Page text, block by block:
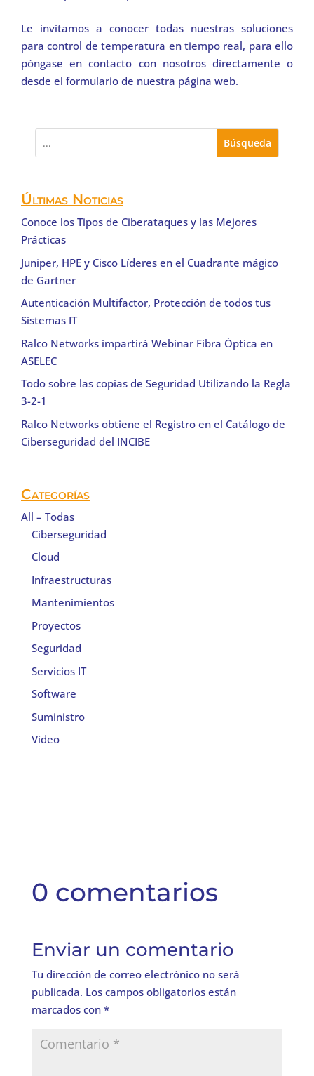
Le invitamos a conocer todas nuestras soluciones
para control de temperatura en tiempo real, para ello
póngase en contacto con nosotros directamente o
desde el formulario de nuestra página web.
Últimas Noticias
Conoce los Tipos de Ciberataques y las Mejores
Prácticas
Juniper, HPE y Cisco Líderes en el Cuadrante mágico
de Gartner
Autenticación Multifactor, Protección de todos tus
Sistemas IT
Ralco Networks impartirá Webinar Fibra Óptica en
ASELEC
Todo sobre las copias de Seguridad Utilizando la Regla
3-2-1
Ralco Networks obtiene el Registro en el Catálogo de
Ciberseguridad del INCIBE
Categorías
All – Todas
Ciberseguridad
Cloud
Infraestructuras
Mantenimientos
Proyectos
Seguridad
Servicios IT
Software
Suministro
Vídeo
0 comentarios
Enviar un comentario
Tu dirección de correo electrónico no será
publicada. Los campos obligatorios están
marcados con *